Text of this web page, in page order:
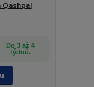
Qashqai
Do 3 až 4
týdnů.